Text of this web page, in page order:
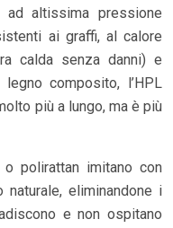
ad altissima pressione
ai graffi, al calore
calda senza danni) e
composito, l’HPL
più a lungo, ma è più
polirattan imitano con
eliminandone i
e non ospitano